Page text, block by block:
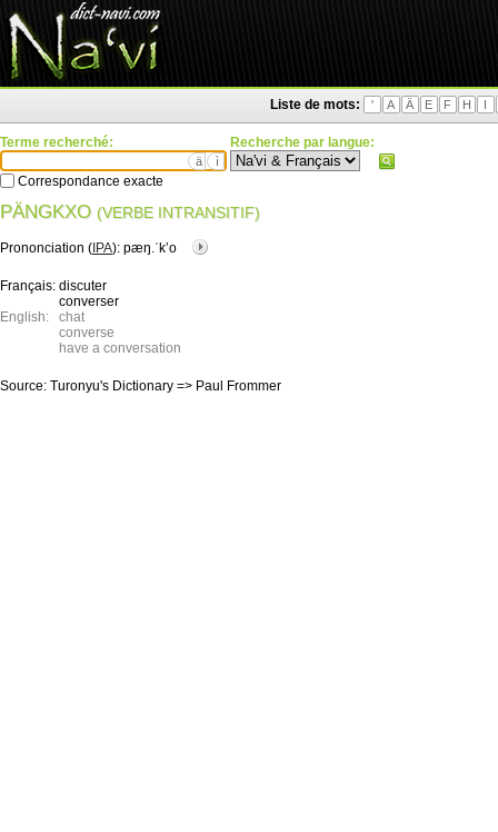
Liste de mots: ' A Ä E F H I
Terme recherché:
ä ì
Correspondance exacte
Recherche par langue:
PÄNGKXO (VERBE INTRANSITIF)
Prononciation ( IPA): pæŋ.ˈkʼo
Français: discuter
converser
English:
chat
converse
have a conversation
Source: Turonyu's Dictionary => Paul Frommer